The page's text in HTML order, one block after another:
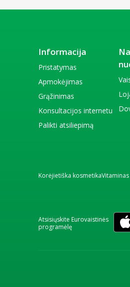
Informacija
Pristatymas
Apmokėjimas
Grąžinimas
Konsultacijos internetu
Palikti atsiliepimą
Korėjietiška kosmetikaVitaminas
Atsisiųskite Eurovaistinės
programėlę